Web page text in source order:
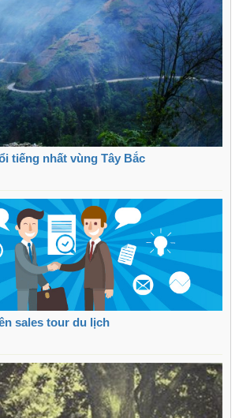
tiếng nhất vùng Tây Bắc
sales tour du lịch